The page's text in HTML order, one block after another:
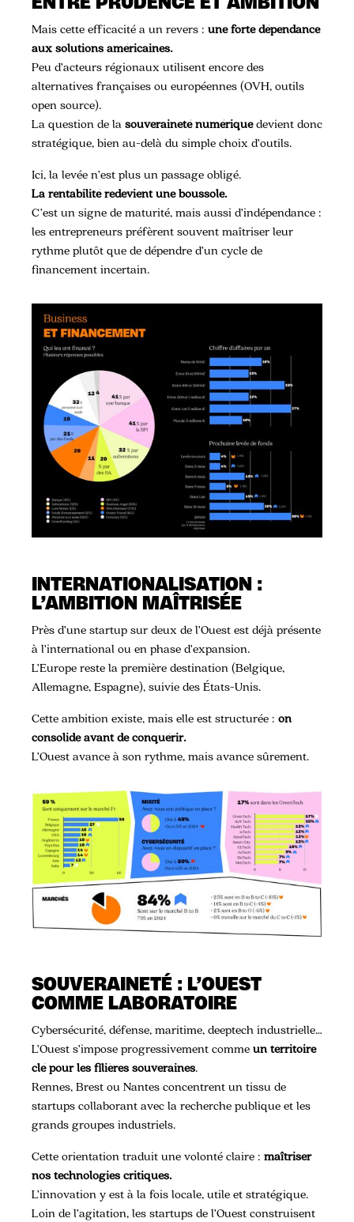
Mais cette efficacité a un revers : une forte dépendance
aux solutions américaines.
Peu d’acteurs régionaux utilisent encore des
alternatives françaises ou européennes (OVH, outils
open source).
La question de la souveraineté numériquedevient donc
stratégique, bien au-delà du simple choix d’outils.
Ici, la levée n’est plus un passage obligé.
La rentabilité redevient une boussole.
C’est un signe de maturité, mais aussi d’indépendance :
les entrepreneurs préfèrent souvent maîtriser leur
rythme plutôt que de dépendre d’un cycle de
financement incertain.
INTERNATIONALISATION :
L’AMBITION MAÎTRISÉE
Près d’une startup sur deux de l’Ouest est déjà présente
à l’international ou en phase d’expansion.
L’Europe reste la première destination (Belgique,
Allemagne, Espagne), suivie des États-Unis.
Cette ambition existe, mais elle est structurée : on
consolide avant de conquérir.
L’Ouest avance à son rythme, mais avance sûrement.
SOUVERAINETÉ : L’OUEST
COMME LABORATOIRE
Cybersécurité, défense, maritime, deeptech industrielle…
L’Ouest s’impose progressivement comme un territoire
clé pour les filières souveraines.
Rennes, Brest ou Nantes concentrent un tissu de
startups collaborant avec la recherche publique et les
grands groupes industriels.
Cette orientation traduit une volonté claire : maîtriser
nos technologies critiques.
L’innovation y est à la fois locale, utile et stratégique.
Loin de l’agitation, les startups de l’Ouest construisent